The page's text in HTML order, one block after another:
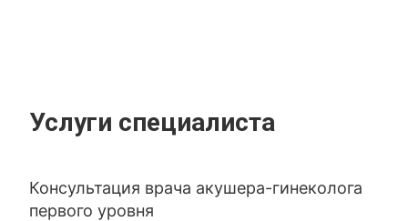
Услуги специалиста
Консультация врача акушера-гинеколога
первого уровня